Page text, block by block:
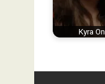
k
Kyra